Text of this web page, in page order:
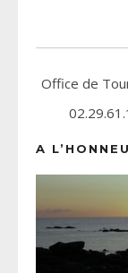
Office de
A